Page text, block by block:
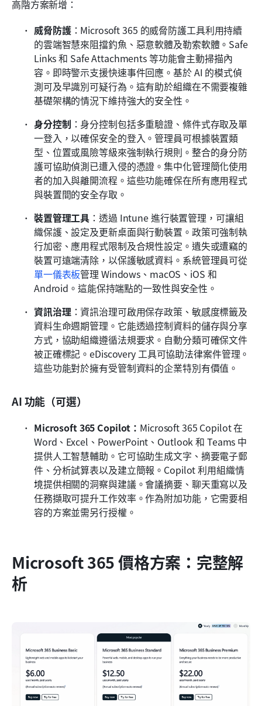
高階方案新增：
威脅防護：Microsoft 365 的威脅防護工具利用持續
的雲端智慧來阻擋釣魚、惡意軟體及勒索軟體。Safe
Links 和 Safe Attachments 等功能會主動掃描內
容。即時警示支援快速事件回應。基於 AI 的模式偵
測可及早識別可疑行為。這有助於組織在不需要複雜
基礎架構的情況下維持強大的安全性。
身分控制 ：身分控制包括多重驗證、條件式存取及單
一登入，以確保安全的登入。管理員可根據裝置類
型、位置或風險等級來強制執行規則。整合的身分防
護可協助偵測已遭入侵的憑證。集中化管理簡化使用
者的加入與離開流程。這些功能確保在所有應用程式
與裝置間的安全存取。
裝置管理工具 ：透過 Intune 進行裝置管理，可讓組
織保護、設定及更新桌面與行動裝置。政策可強制執
行加密、應用程式限制及合規性設定。遺失或遭竊的
裝置可遠端清除，以保護敏感資料。系統管理員可從
單一儀表板管理 Windows、macOS、iOS 和
Android。這能保持端點的一致性與安全性。
資訊治理 ：資訊治理可啟用保存政策、敏感度標籤及
資料生命週期管理。它能透過控制資料的儲存與分享
方式，協助組織遵循法規要求。自動分類可確保文件
被正確標記。eDiscovery 工具可協助法律案件管理。
這些功能對於擁有受管制資料的企業特別有價值。
AI 功能（可選）
Microsoft 365 Copilot： Microsoft 365 Copilot 在
Word、Excel、PowerPoint、Outlook 和 Teams 中
提供人工智慧輔助。它可協助生成文字、摘要電子郵
件、分析試算表以及建立簡報。Copilot 利用組織情
境提供相關的洞察與建議。會議摘要、聊天重寫以及
任務擷取可提升工作效率。作為附加功能，它需要相
容的方案並需另行授權。
Microsoft 365 價格方案：完整解
析